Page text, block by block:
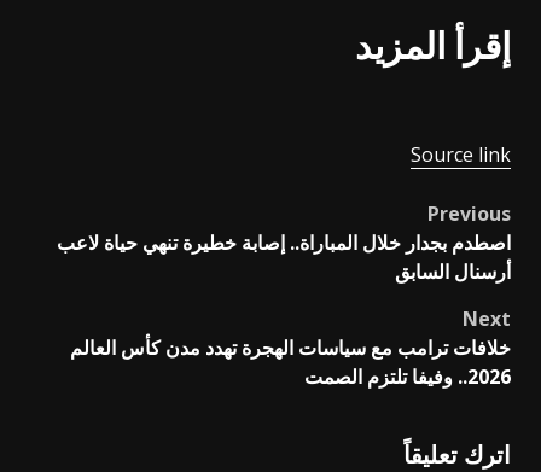
إقرأ المزيد
Source link
Post
navigation
Previous
اصطدم بجدار خلال المباراة.. إصابة خطيرة تنهي حياة لاعب
أرسنال السابق
Next
خلافات ترامب مع سياسات الهجرة تهدد مدن كأس العالم
2026.. وفيفا تلتزم الصمت
اترك تعليقاً